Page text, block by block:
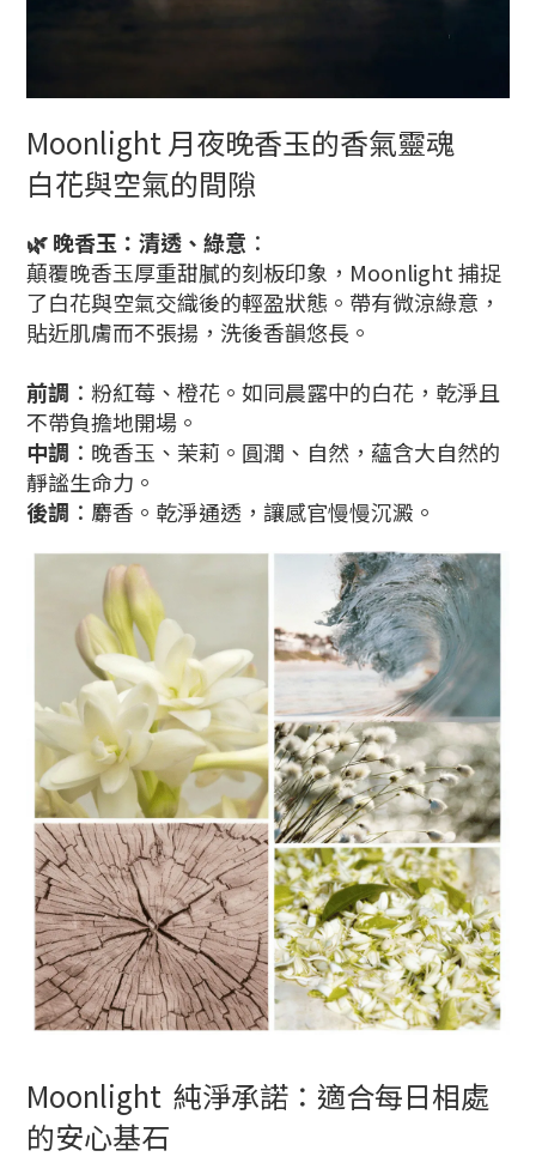
Moonlight 月夜晚香玉的香氣靈魂
白花與空氣的間隙
🌿 晚香玉：清透、綠意 ：
顛覆晚香玉厚重甜膩的刻板印象，Moonlight 捕捉
了白花與空氣交織後的輕盈狀態。帶有微涼綠意，
貼近肌膚而不張揚，洗後香韻悠長。
前調 ：粉紅莓、橙花。如同晨露中的白花，乾淨且
不帶負擔地開場。
中調 ：晚香玉、茉莉。圓潤、自然，蘊含大自然的
靜謐生命力。
後調 ：麝香。乾淨通透，讓感官慢慢沉澱。
Moonlight 純淨承諾：適合每日相處
的安心基石